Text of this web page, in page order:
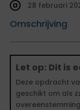
Omschrijving
28 februari
Let op: Dit is
Deze opdracht
geschikt om als